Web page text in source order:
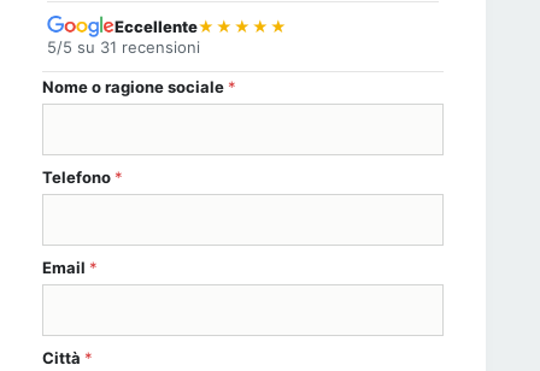
Eccellente★★★★★
5/5 su 31 recensioni
Nome o ragione sociale *
Telefono *
o (REG. La
Email *
Città *